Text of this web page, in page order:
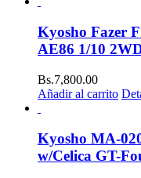
Kyosho Fazer
AE86 1/10
Bs.7,800.00
Añadir al carrito
Kyosho MA-
w/Celica GT-